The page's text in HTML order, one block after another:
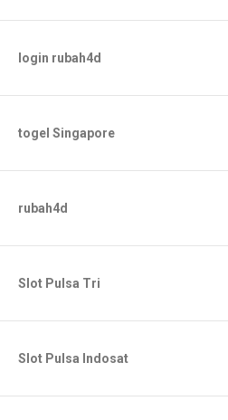
login rubah4d
togel Singapore
rubah4d
Slot Pulsa Tri
Slot Pulsa Indosat